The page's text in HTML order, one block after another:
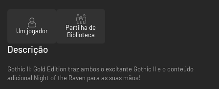
Um jogador
Partilha de
Biblioteca
Descrição
Gothic II: Gold Edition traz ambos o excitante Gothic II e o conteúdo
adicional Night of the Raven para as suas mãos!